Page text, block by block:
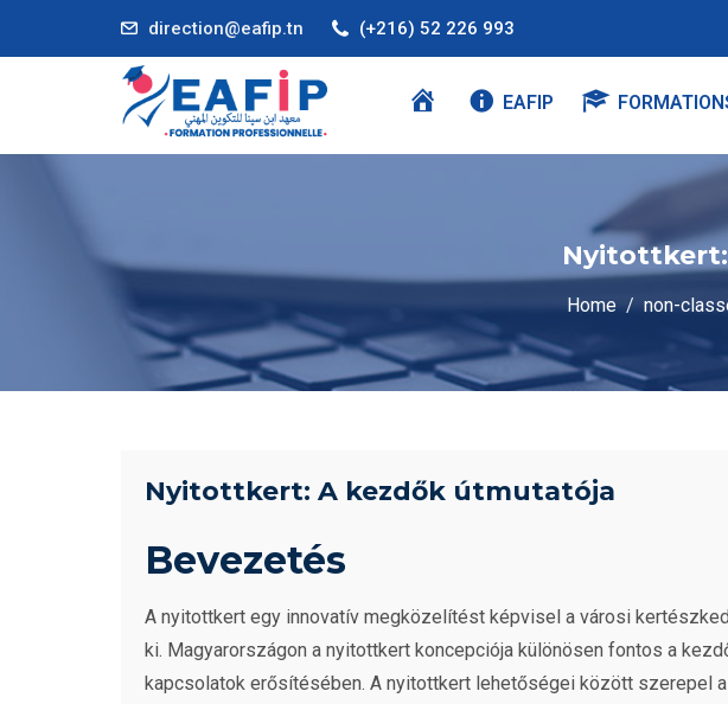
direction@eafip.tn (+216) 52 226 993
EAFIP
Home non-
Nyitottkert: A kezdők útmutatója
Bevezetés
A nyitottkert egy innovatív megközelítést képvisel a városi
ki. Magyarországon a nyitottkert koncepciója különösen fontos a
kapcsolatok erősítésében. A nyitottkert lehetőségei között szerepel